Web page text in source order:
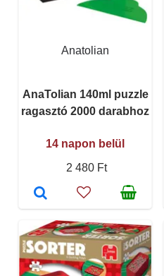
Anatolian
AnaTolian 140ml puzzle
ragasztó 2000 darabhoz
14 napon belül
2 480 Ft